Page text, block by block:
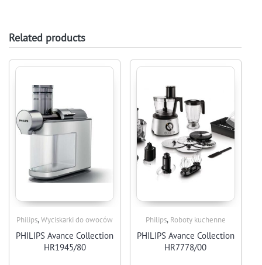
Related products
Philips,Wyciskarki do owoców
PHILIPS Avance Collection
HR1945/80
Philips, Roboty kuchenne
PHILIPS Avance Collection
HR7778/00